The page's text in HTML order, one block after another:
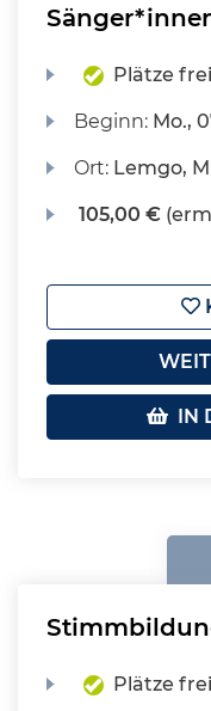
Plätze frei
Beginn: Mo.,
Ort: Lemgo,
105,00 €
IN
Plätze frei